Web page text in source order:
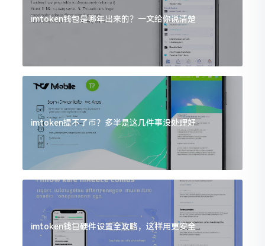
imtoken钱包是哪年出来的？一文给你说清楚
imtoken提不了币？多半是这几件事没处理好
imtoken钱包硬件设置全攻略，这样用更安全